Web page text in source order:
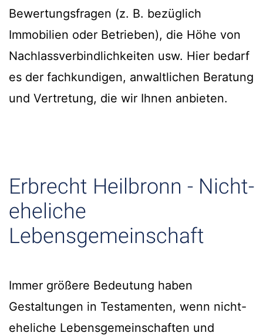
Bewertungsfragen (z. B. bezüglich
Immobilien oder Betrieben), die Höhe von
Nachlassverbindlichkeiten usw. Hier bedarf
es der fachkundigen, anwaltlichen Beratung
und Vertretung, die wir Ihnen anbieten.
Erbrecht Heilbronn - Nicht-
eheliche
Lebensgemeinschaft
Immer größere Bedeutung haben
Gestaltungen in Testamenten, wenn nicht-
eheliche Lebensgemeinschaften und